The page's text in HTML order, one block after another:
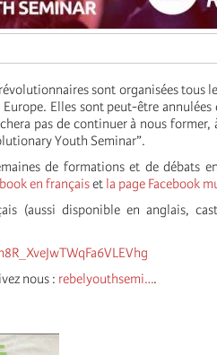
sont organisées tous
Elles sont peut-être
pas de continuer à nous former,
Youth Seminar”.
de formations et de débats
en françaiset la page Facebook
(aussi disponible en anglais,
nous : rebelyouthsemi….